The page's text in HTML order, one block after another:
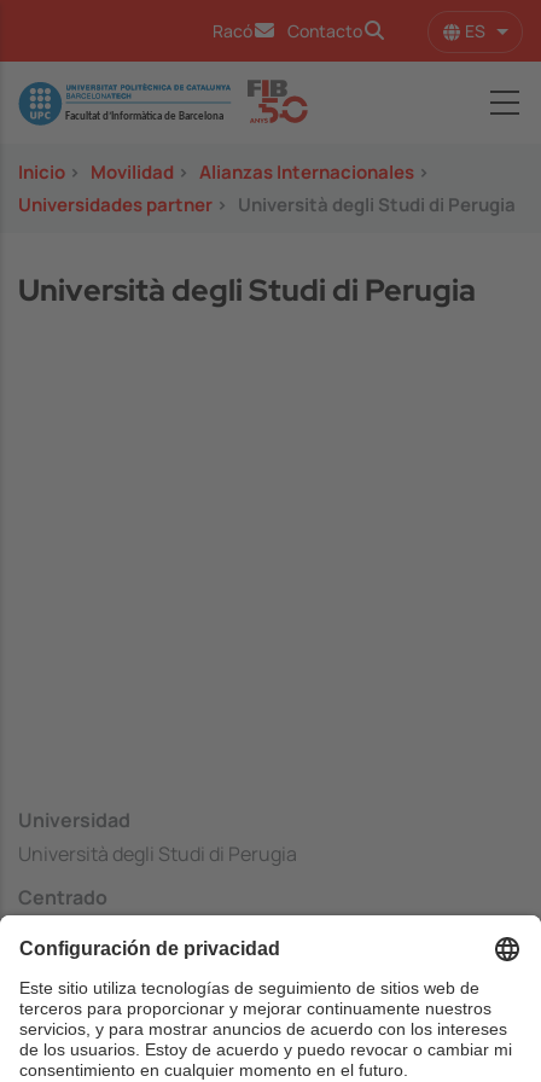
Racó Contacto ES
Image
Inicio > Movilidad > Alianzas Internacionales >
Universidades partner > Università degli Studi di Perugia
Università degli Studi di Perugia
Universidad
Università degli Studi di Perugia
Centrado
Italia
Web